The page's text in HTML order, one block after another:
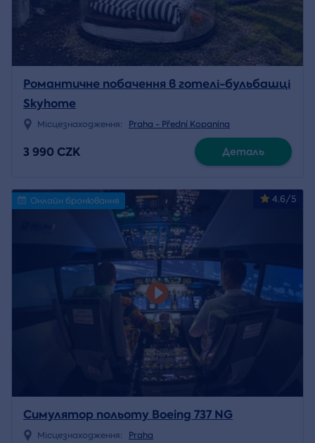
Романтичне побачення в готелі-бульбашці
Skyhome
Місцезнаходження: Praha - Přední Kopanina
3 990 CZK Деталь
4.6/5
Онлайн бронювання
Симулятор польоту Boeing 737 NG
Місцезнаходження: Praha